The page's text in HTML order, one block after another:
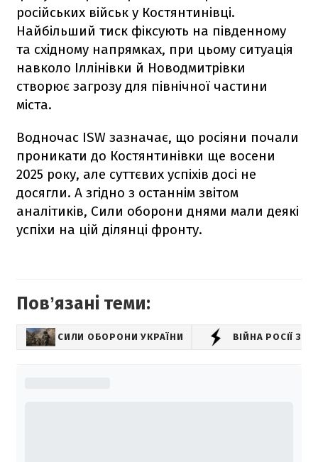
російських військ у Костянтинівці.
Найбільший тиск фіксують на південному
та східному напрямках, при цьому ситуація
навколо Іллінівки й Новодмитрівки
створює загрозу для північної частини
міста.
Водночас ISW зазначає, що росіяни почали
проникати до Костянтинівки ще восени
2025 року, але суттєвих успіхів досі не
досягли. А згідно з останнім звітом
аналітиків, Сили оборони днями мали деякі
успіхи на цій ділянці фронту.
Повʼязані теми:
СИЛИ ОБОРОНИ УКРАЇНИ ВІЙНА РОСІЇ З